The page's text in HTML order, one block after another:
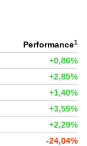
Performance1
+0,86%
+2,85%
+1,40%
+3,55%
+2,29%
-24,04%